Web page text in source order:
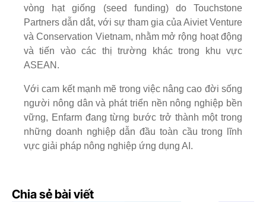
vòng hạt giống (seed funding) do Touchstone
Partners dẫn dắt, với sự tham gia của Aiviet Venture
và Conservation Vietnam, nhằm mở rộng hoạt động
và tiến vào các thị trường khác trong khu vực
ASEAN.
Với cam kết mạnh mẽ trong việc nâng cao đời sống
người nông dân và phát triển nền nông nghiệp bền
vững, Enfarm đang từng bước trở thành một trong
những doanh nghiệp dẫn đầu toàn cầu trong lĩnh
vực giải pháp nông nghiệp ứng dụng AI.
Chia sẻ bài viết